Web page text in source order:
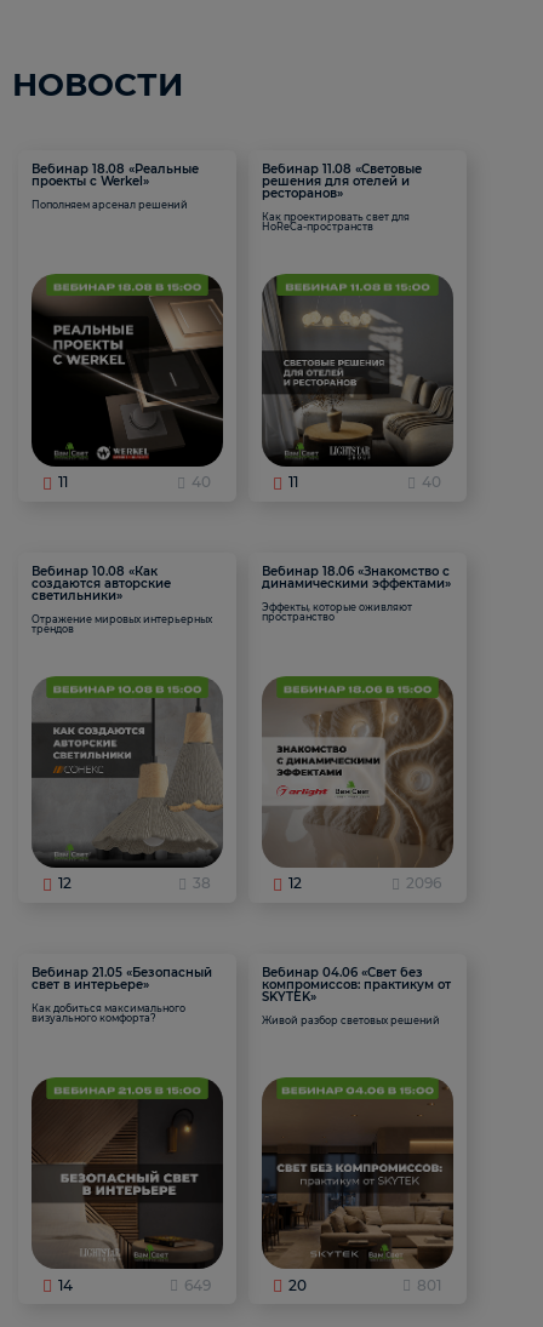
НОВОСТИ
Вебинар 18.08 «Реальные
проекты с Werkel»
Пополняем арсенал решений
11 40
Вебинар 11.08 «Световые
решения для отелей и
ресторанов»
Как проектировать свет для
HoReCa-пространств
11 40
Вебинар 10.08 «Как
создаются авторские
светильники»
Отражение мировых интерьерных
трендов
12 38
Вебинар 18.06 «Знакомство с
динамическими эффектами»
Эффекты, которые оживляют
пространство
12 2096
Вебинар 21.05 «Безопасный
свет в интерьере»
Как добиться максимального
визуального комфорта?
14 649
Вебинар 04.06 «Свет без
компромиссов: практикум от
SKYTEK»
Живой разбор световых решений
20 801